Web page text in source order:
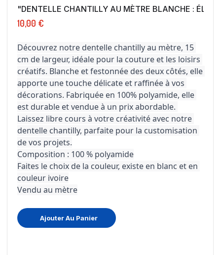
"DENTELLE CHANTILLY AU MÈTRE BLANCHE :
10,00 €
Découvrez notre dentelle chantilly au mètre, 15
cm de largeur, idéale pour la couture et les loisirs
créatifs. Blanche et festonnée des deux côtés, elle
apporte une touche délicate et raffinée à vos
décorations. Fabriquée en 100% polyamide, elle
est durable et vendue à un prix abordable.
Laissez libre cours à votre créativité avec notre
dentelle chantilly, parfaite pour la customisation
de vos projets.
Composition : 100 % polyamide
Faites le choix de la couleur, existe en blanc et en
couleur ivoire
Vendu au mètre
Ajouter Au Panier